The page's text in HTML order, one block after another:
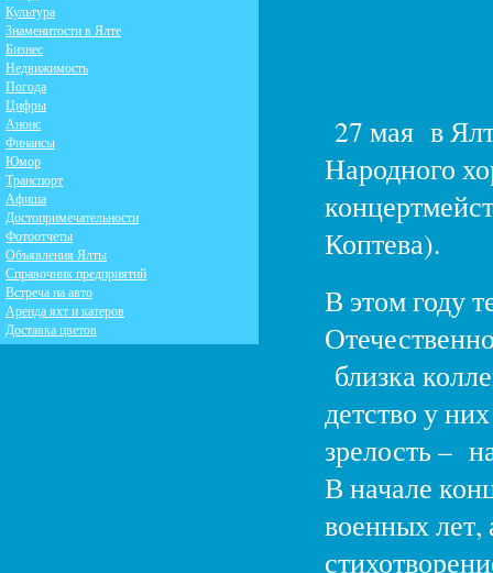
27 мая в
Народного
Коптева).
В этом году
близка
детство у
зрелость –
В начале
военных лет,
Культура
Знаменитости в Ялте
Бизнес
Недвижимость
Погода
Цифры
Анонс
Финансы
Юмор
Транспорт
Афиша
Достопримечательности
Фотоотчеты
Объявления Ялты
Справочник предприятий
Встреча на авто
Аренда яхт и катеров
Доставка цветов